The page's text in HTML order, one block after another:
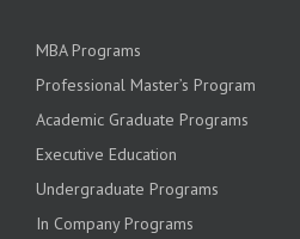
MBA Programs
Professional Master’s Program
Academic Graduate Programs
Executive Education
Undergraduate Programs
In Company Programs